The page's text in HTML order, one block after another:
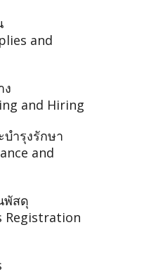
and
ง
and Hiring
ำรุงรักษา
and
พัสดุ
Registration